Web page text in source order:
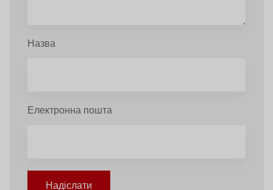
Назва
Електронна пошта
Надіслати